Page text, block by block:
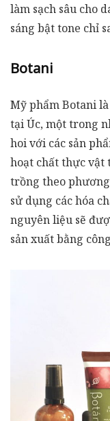
làm sạch sâu cho
sáng bật tone chỉ
Botani
Mỹ phẩm Botani
tại Úc, một trong
hoi với các sản
hoạt chất thực vật
trồng theo
sử dụng các hóa
nguyên liệu sẽ
sản xuất bằng